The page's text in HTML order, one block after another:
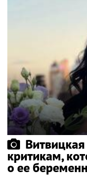
критикам,
о ее